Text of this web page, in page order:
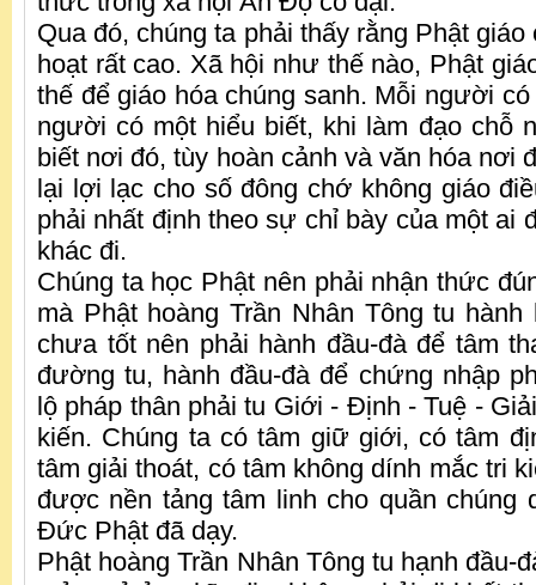
Qua đó, chúng ta phải thấy rằng Phật
hoạt rất cao. Xã hội như thế nào, Phật
thế để giáo hóa chúng sanh. Mỗi người
người có một hiểu biết, khi làm đạo chỗ
biết nơi đó, tùy hoàn cảnh và văn hóa nơi
lại lợi lạc cho số đông chớ không giáo
phải nhất định theo sự chỉ bày của một ai
khác đi.
Chúng ta học Phật nên phải nhận thức
mà Phật hoàng Trần Nhân Tông tu hành
chưa tốt nên phải hành đầu-đà để tâm
đường tu, hành đầu-đà để chứng nhập
lộ pháp thân phải tu Giới - Định - Tuệ -
kiến. Chúng ta có tâm giữ giới, có tâm
tâm giải thoát, có tâm không dính mắc tri
được nền tảng tâm linh cho quần chúng
Đức Phật đã dạy.
Phật hoàng Trần Nhân Tông tu hạnh đầu-